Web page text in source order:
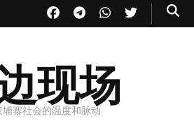
现场
埔寨社会的温度和脉动